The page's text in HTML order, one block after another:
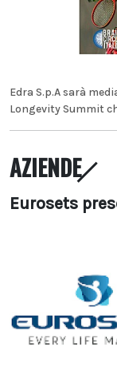
Edra S.p.A sarà
Longevity Summit
AZIENDE
Eurosets